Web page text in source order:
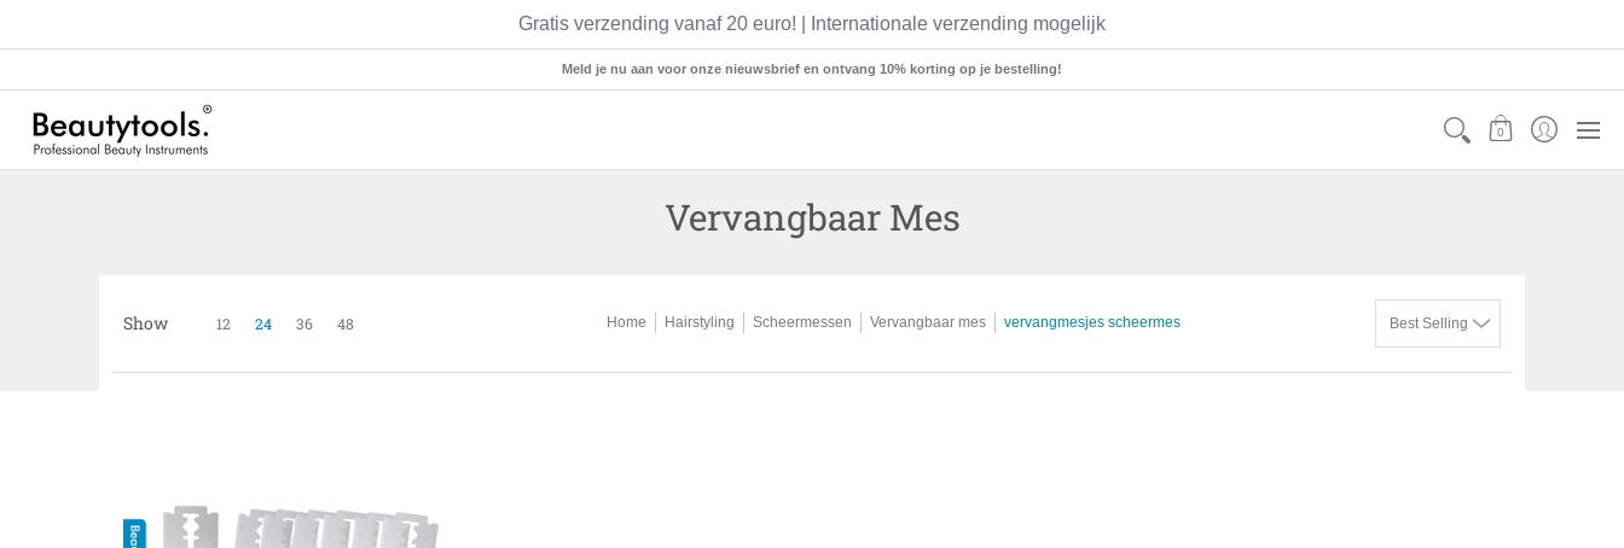
Gratis verzending vanaf 20 euro! | Internationale verzending mogelijk
Sets Manicure Pedicure Hairstyling Medische Instrumenten Pincetten Scharen Contact Mijn Account
Meld je nu aan voor onze nieuwsbrief en ontvang 10% korting op je bestelling!
0
Vervangbaar Mes
Show 12 24 36 48 Home Hairstyling Scheermessen Vervangbaar mes vervangmesjes scheermes